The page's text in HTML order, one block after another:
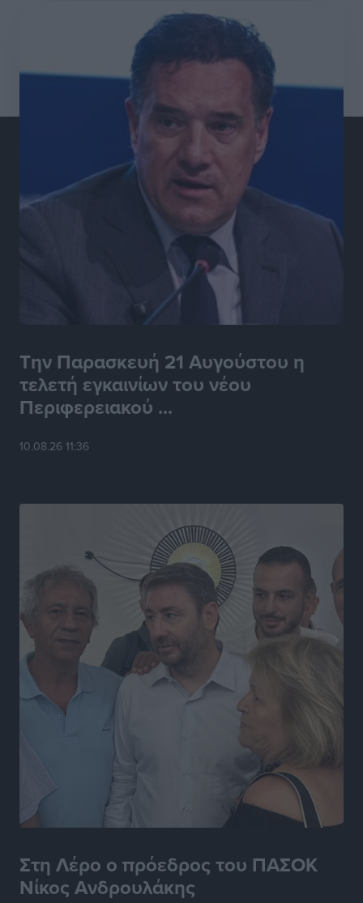
Την Παρασκευή 21 Αυγούστου η
τελετή εγκαινίων του νέου
Περιφερειακού ...
10.08.26 11:36
Στη Λέρο ο πρόεδρος του ΠΑΣΟΚ
Νίκος Ανδρουλάκης